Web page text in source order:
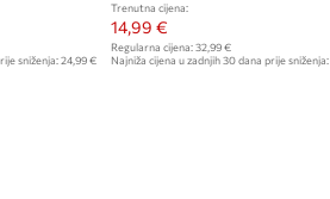
sniženja:24,99 €
Trenutna cijena:
14,99 €
Regularna cijena: 32,99 €
Najniža cijena u zadnjih 30 dana prije sniženja: